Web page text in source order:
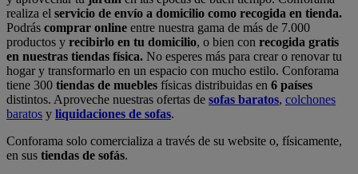
realiza el servicio de envío a domicilio como recogida en tienda.
Podrás comprar online entre nuestra gama de más de 7.000
productos y recibirlo en tu domicilio, o bien con recogida gratis
en nuestras tiendas física. No esperes más para crear o renovar tu
hogar y transformarlo en un espacio con mucho estilo. Conforama
tiene 300 tiendas de muebles físicas distribuidas en 6 países
distintos. Aproveche nuestras ofertas de sofas baratos, colchones
baratos y liquidaciones de sofas.
Conforama solo comercializa a través de su website o, físicamente,
en sus tiendas de sofás.